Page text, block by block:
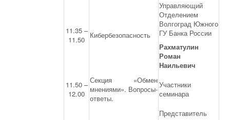
11.35 –
11.50 Кибербезопасность
Управляющий
Отделением
Волгоград Южного
ГУ Банка России
Рахматулин
Роман
Наильевич
11.50 –
12.00
Секция «Обмен
мнениями». Вопросы-
ответы.
Участники
семинара
Представитель